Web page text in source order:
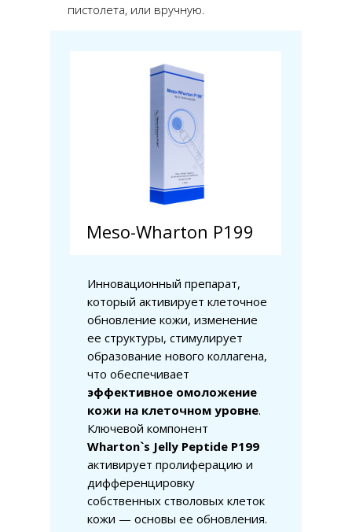
Meso-Wharton P199
Инновационный препарат,
который активирует клеточное
обновление кожи, изменение
ее структуры, стимулирует
образование нового коллагена,
что обеспечивает
эффективное омоложение
кожи на клеточном уровне.
Ключевой компонент
Wharton`s Jelly Peptide P199
активирует пролиферацию и
дифференцировку
собственных стволовых клеток
кожи — основы ее обновления.
пистолета, или вручную.